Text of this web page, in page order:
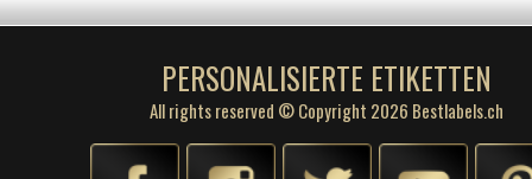
PERSONALISIERTE ETIKETTEN
All rights reserved © Copyright 2026 Bestlabels.ch